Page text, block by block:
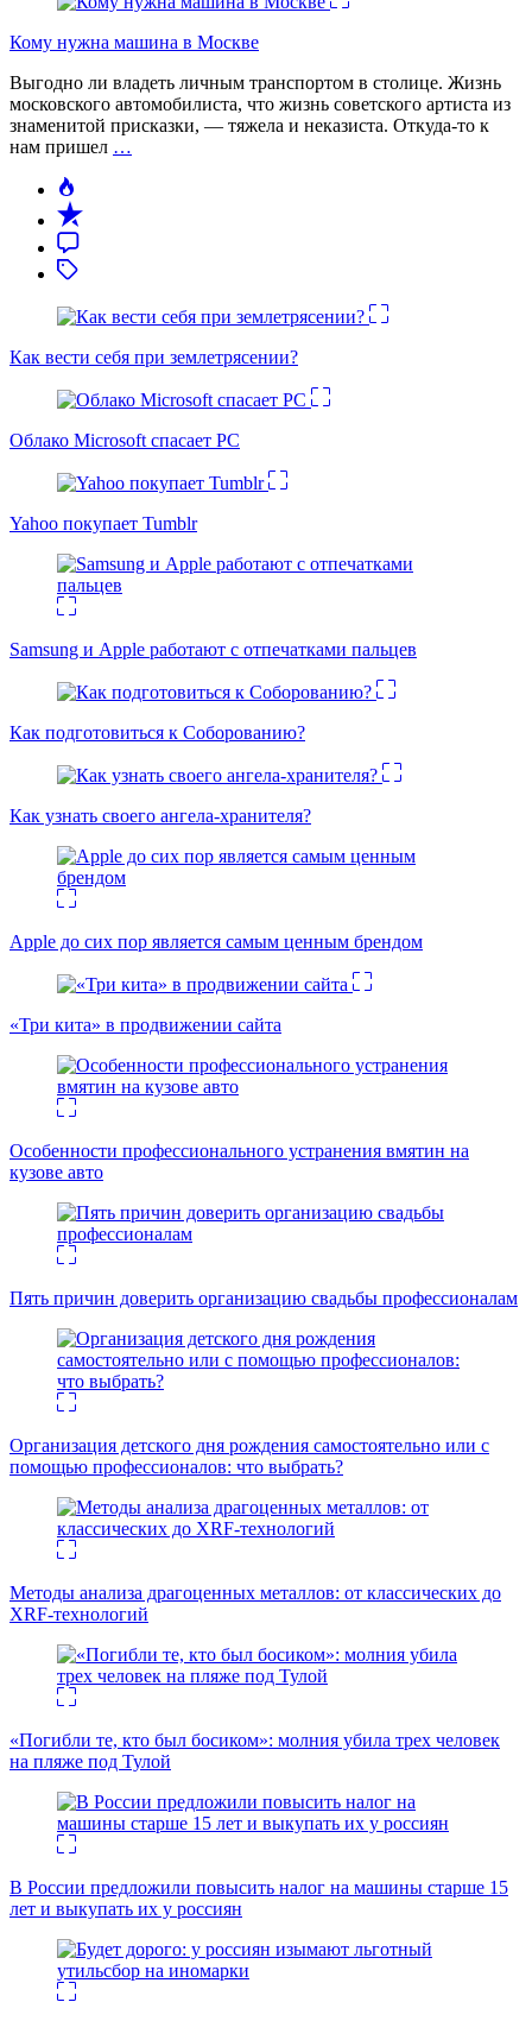
Кому нужна машина в Москве
Выгодно ли владеть личным транспортом в столице. Жизнь
московского автомобилиста, что жизнь советского артиста из
знаменитой присказки, — тяжела и неказиста. Откуда-то к
нам пришел …
Как вести себя при землетрясении?
Облако Microsoft спасает PC
Yahoo покупает Tumblr
Samsung и Apple работают с отпечатками пальцев
Как подготовиться к Соборованию?
Как узнать своего ангела-хранителя?
Apple до сих пор является самым ценным брендом
«Три кита» в продвижении сайта
Особенности профессионального устранения вмятин на
кузове авто
Пять причин доверить организацию свадьбы профессионалам
Организация детского дня рождения самостоятельно или с
помощью профессионалов: что выбрать?
Методы анализа драгоценных металлов: от классических до
XRF-технологий
«Погибли те, кто был босиком»: молния убила трех человек
на пляже под Тулой
В России предложили повысить налог на машины старше 15
лет и выкупать их у россиян